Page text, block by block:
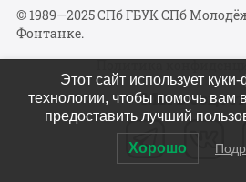
© 1989—2025 СПб ГБУК СПб
Фонтанке.
Политика
Мы в
Этот сайт использует
технологии, чтобы помочь вам
предоставить лучший
Хорошо